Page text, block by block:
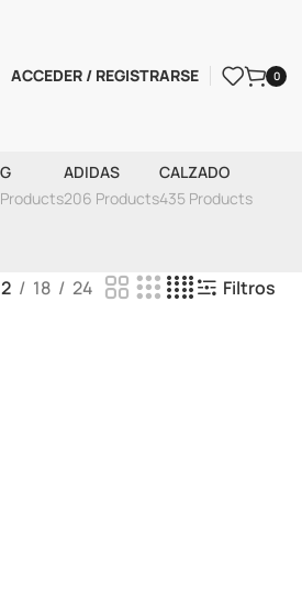
ACCEDER / REGISTRARSE 0
ADIDAS
206 Products
CALZADO
435 Products
18 24 Filtros